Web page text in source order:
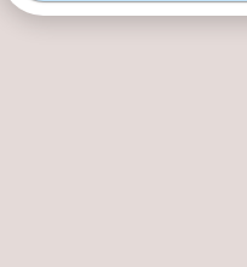
Bruinisse